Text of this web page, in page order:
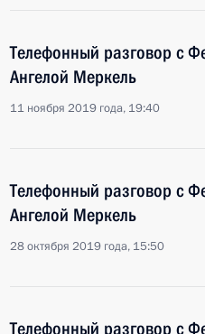
Телефонный разговор с
Ангелой Меркель
11 ноября 2019 года, 19:40
Телефонный разговор с
Ангелой Меркель
28 октября 2019 года, 15:50
Телефонный разговор с